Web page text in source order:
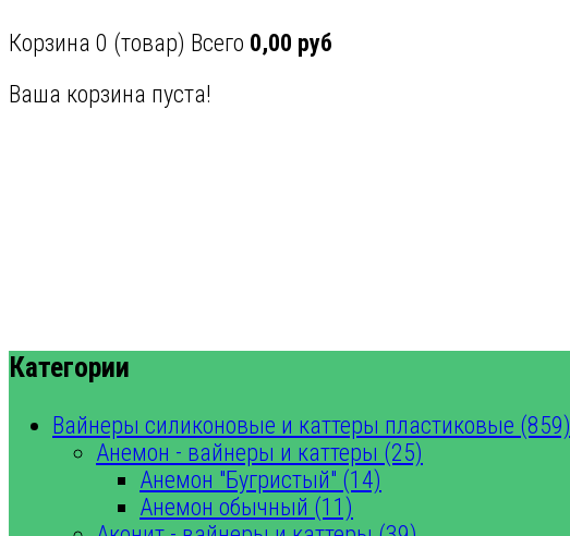
Корзина 0 (товар) Всего 0,00 руб
Ваша корзина пуста!
Категории
Вайнеры силиконовые и каттеры пластиковые (859)
Анемон - вайнеры и каттеры (25)
Анемон "Бугристый" (14)
Анемон обычный (11)